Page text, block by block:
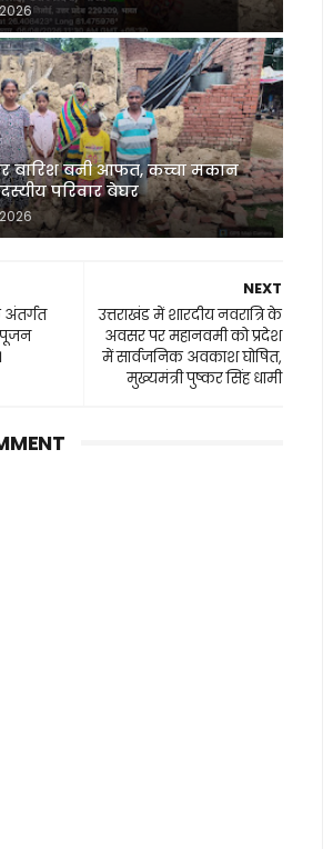
बारिश बनी आफत, कच्चा मकान
परिवार बेघर
NEXT
उत्तराखंड में शारदीय नवरात्रि के
अवसर पर महानवमी को प्रदेश
में सार्वजनिक अवकाश घोषित,
मुख्यमंत्री पुष्कर सिंह धामी